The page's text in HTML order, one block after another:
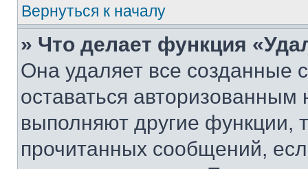
Вернуться к началу
» Что делает функция
Она удаляет все созданные
оставаться
выполняют другие функции,
прочитанных сообщений,